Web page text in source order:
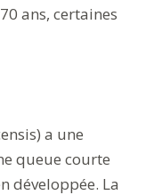
ans, certaines
a une
queue courte
développée. La